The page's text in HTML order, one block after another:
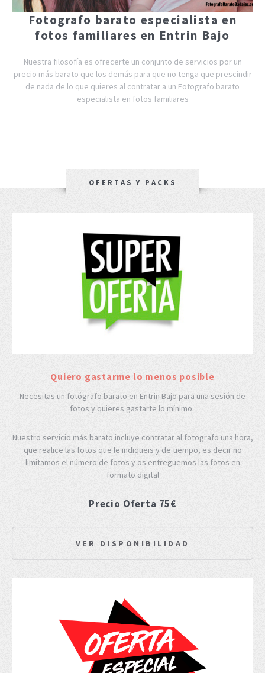
Fotografo barato especialista en
fotos familiares en Entrin Bajo
Nuestra filosofía es ofrecerte un conjunto de servicios por un
precio más barato que los demás para que no tenga que prescindir
de nada de lo que quieres al contratar a un Fotografo barato
especialista en fotos familiares
OFERTAS Y PACKS
Quiero gastarme lo menos posible
Necesitas un fotógrafo barato en Entrin Bajo para una sesión de
fotos y quieres gastarte lo mínimo.
Nuestro servicio más barato incluye contratar al fotografo una hora,
que realice las fotos que le indiqueis y de tiempo, es decir no
limitamos el número de fotos y os entreguemos las fotos en
formato digital
Precio Oferta 75€
VER DISPONIBILIDAD